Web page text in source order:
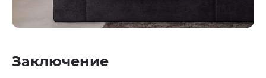
Заключение